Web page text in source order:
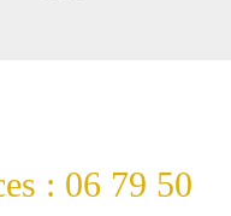
: 06 79 50